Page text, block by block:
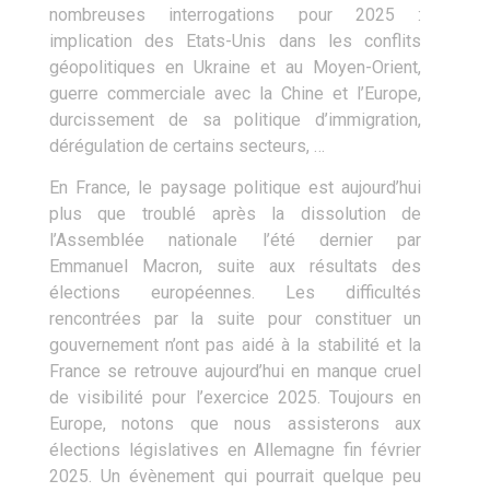
nombreuses interrogations pour 2025 :
implication des Etats-Unis dans les conflits
géopolitiques en Ukraine et au Moyen-Orient,
guerre commerciale avec la Chine et l’Europe,
durcissement de sa politique d’immigration,
dérégulation de certains secteurs, …
En France, le paysage politique est aujourd’hui
plus que troublé après la dissolution de
l’Assemblée nationale l’été dernier par
Emmanuel Macron, suite aux résultats des
élections européennes. Les difficultés
rencontrées par la suite pour constituer un
gouvernement n’ont pas aidé à la stabilité et la
France se retrouve aujourd’hui en manque cruel
de visibilité pour l’exercice 2025. Toujours en
Europe, notons que nous assisterons aux
élections législatives en Allemagne fin février
2025. Un évènement qui pourrait quelque peu